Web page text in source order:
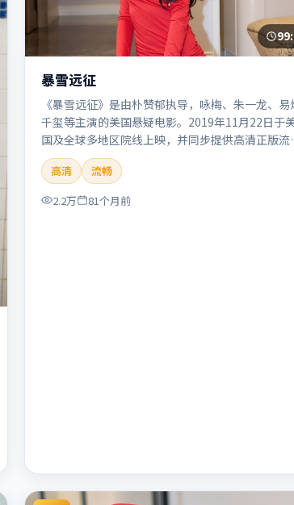
暴雪远征
《暴雪远征》是由朴赞郁执导，咏梅、朱一龙、易
千玺等主演的美国悬疑电影。2019年11月22日于
国及全球多地区院线上映，并同步提供高清正版流
体在线观看。剧情与看点：悬念层层推进，线索相互
勾连，结局出人意料，适合推理爱好者。本片适合检
索「暴雪远征」「朴赞郁」「悬疑」「美国」
「2019」「2019-11-22上映」等关键词的影迷阅读
高清
流畅
2.2万
81个月前